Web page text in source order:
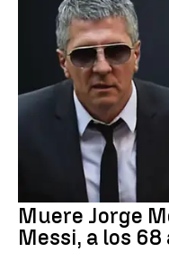
Muere Jorge
Messi, a los 68